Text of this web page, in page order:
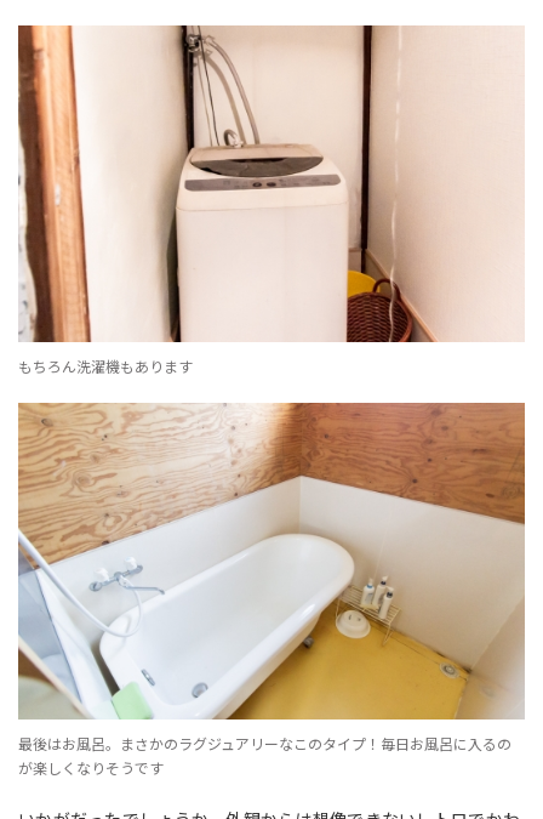
もちろん洗濯機もあります
最後はお風呂。まさかのラグジュアリーなこのタイプ！毎日お風呂に入るの
が楽しくなりそうです